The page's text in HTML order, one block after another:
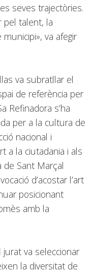
seves trajectòries.
pel talent, la
va afegir
va subratllar el
de referència per
Refinadora s’ha
per a la cultura de
nacional i
a la ciutadania i als
de Sant Marçal
d’acostar l’art
posicionant
amb la
va seleccionar
la diversitat de